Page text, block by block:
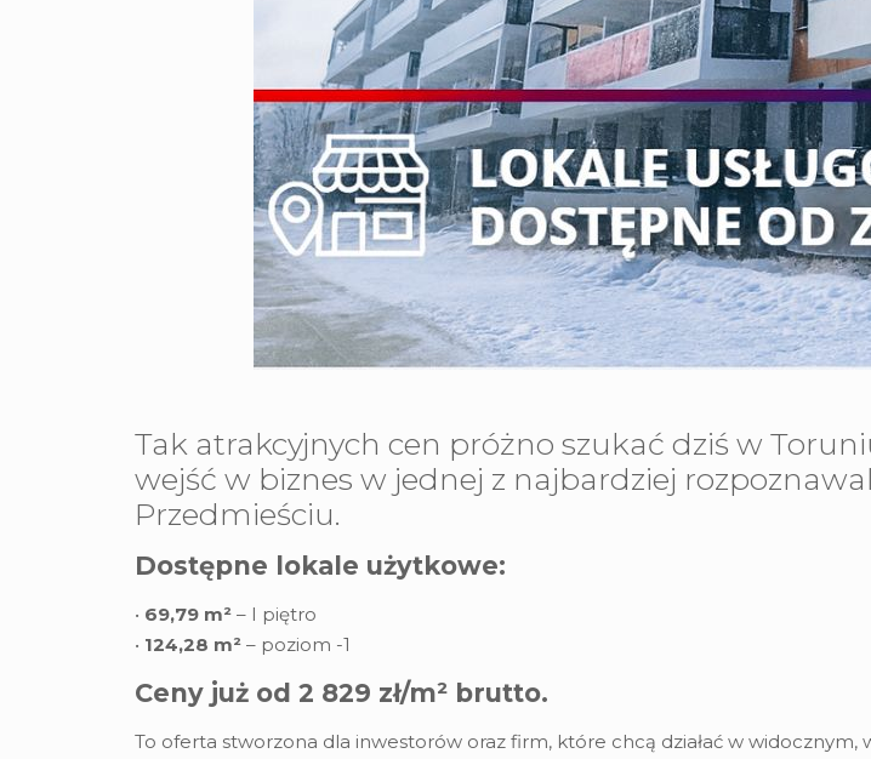
Tak atrakcyjnych cen próżno szukać dziś w
wejść w biznes w jednej z najbardziej
Przedmieściu.
Dostępne lokale użytkowe:
• 69,79 m² – I piętro
• 124,28 m² – poziom -1
Ceny już od 2 829 zł/m² brutto.
To oferta stworzona dla inwestorów oraz firm, które chcą działać w